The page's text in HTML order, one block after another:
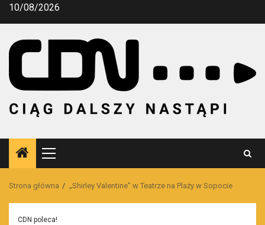
Przejdź
10/08/2026
Menu
główne
Strona główna „Shirley Valentine” w Teatrze na Plaży w Sopocie
CDN poleca!